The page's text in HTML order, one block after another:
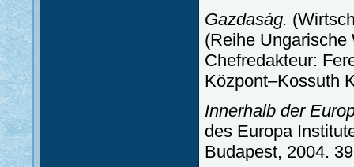
Gazdaság.
(Reihe Ungarische
Chefredakteur:
Központ–Kossuth
Innerhalb der
des Europa
Budapest, 2004.